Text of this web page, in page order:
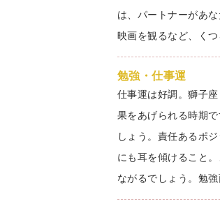
は、パートナーがあ
映画を観るなど、く
勉強・仕事運
仕事運は好調。獅子
果をあげられる時期
しょう。責任あるポ
にも耳を傾けること
ながるでしょう。勉